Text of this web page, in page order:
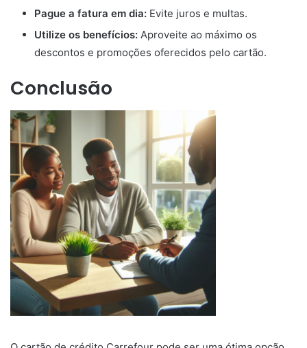
Pague a fatura em dia: Evite juros e multas.
Utilize os benefícios: Aproveite ao máximo os
descontos e promoções oferecidos pelo cartão.
Conclusão